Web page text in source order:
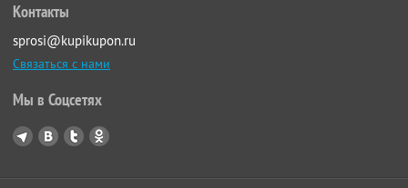
Контакты
sprosi@kupikupon.ru
Связаться с нами
Мы в Соцсетях